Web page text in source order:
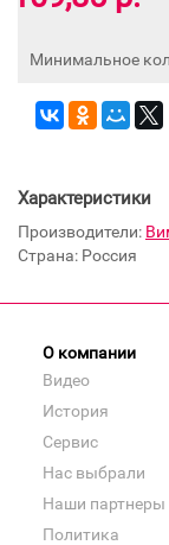
Минимальное
Характеристики
Производители:
Страна: Россия
О компании
Видео
История
Сервис
Нас выбрали
Наши партнеры
Политика